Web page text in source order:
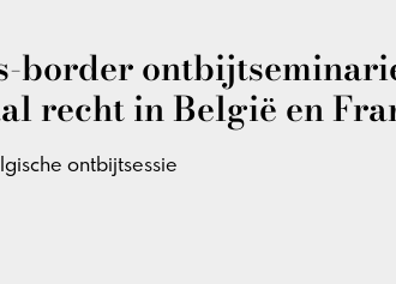
border
recht in België en
ontbijtsessie